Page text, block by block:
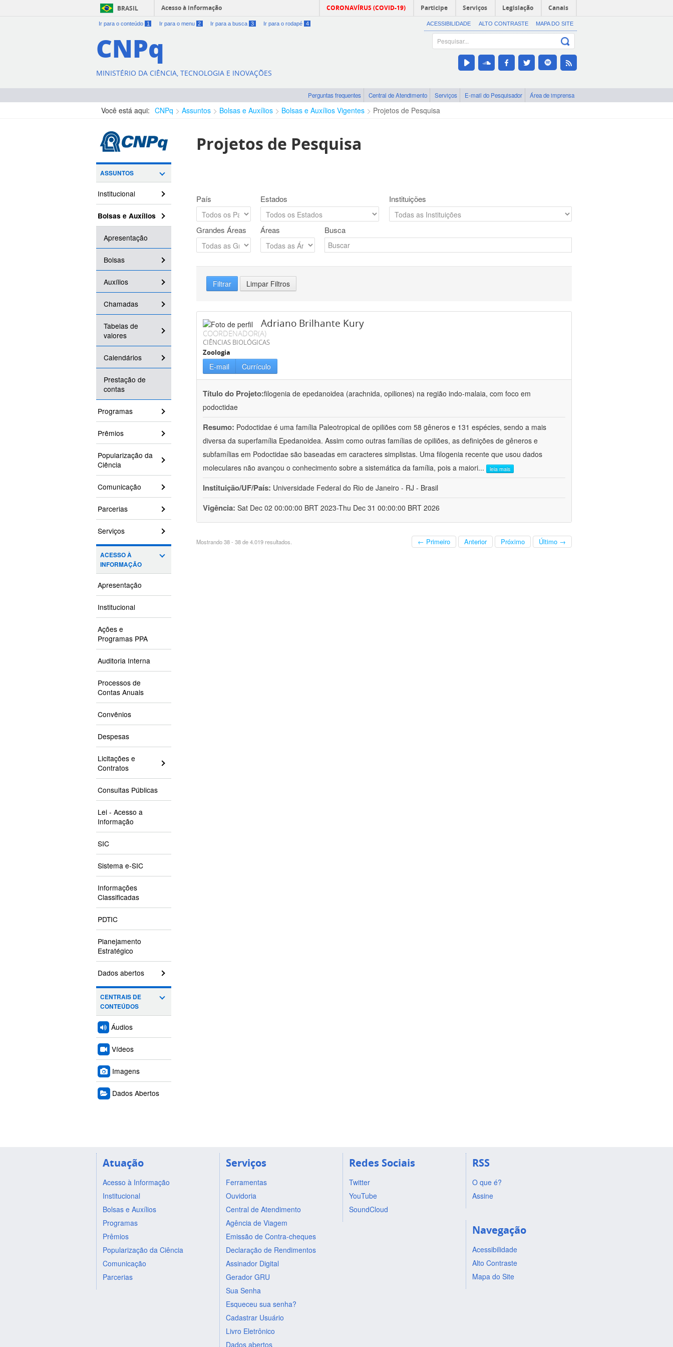
BRASIL Acesso à informação CORONAVÍRUS (COVID-19) Participe Serviços Legislação Canais
Ir para o conteúdo 1 Ir para o menu 2 Ir para a busca 3 Ir para o rodapé 4 ACESSIBILIDADE ALTO CONTRASTE MAPA DO SITE
CNPq
MINISTÉRIO DA CIÊNCIA, TECNOLOGIA E INOVAÇÕES
Perguntas frequentes Central de Atendimento Serviços E-mail do Pesquisador Área de imprensa
Você está aqui: CNPq Assuntos Bolsas e Auxílios Bolsas e Auxílios Vigentes Projetos de Pesquisa
ASSUNTOS
Institucional
Bolsas e Auxílios
Apresentação
Bolsas
Auxílios
Chamadas
Tabelas de
valores
Calendários
Prestação de
contas
Programas
Prêmios
Popularização da
Ciência
Comunicação
Parcerias
Serviços
ACESSO À
INFORMAÇÃO
Apresentação
Institucional
Ações e
Programas PPA
Auditoria Interna
Processos de
Contas Anuais
Convênios
Despesas
Licitações e
Contratos
Consultas Públicas
Lei - Acesso a
Informação
SIC
Sistema e-SIC
Informações
Classificadas
PDTIC
Planejamento
Estratégico
Dados abertos
CENTRAIS DE
CONTEÚDOS
Áudios
Vídeos
Imagens
Dados Abertos
Projetos de Pesquisa
País Estados Instituições
Grandes Áreas Áreas Busca
Filtrar Limpar Filtros
Adriano Brilhante Kury
COORDENADOR(A)
CIÊNCIAS BIOLÓGICAS
Zoologia
E-mail Currículo
Título do Projeto:filogenia de epedanoidea (arachnida, opiliones) na região indo-malaia, com foco em
podoctidae
Resumo: Podoctidae é uma família Paleotropical de opiliões com 58 gêneros e 131 espécies, sendo a mais
diversa da superfamília Epedanoidea. Assim como outras famílias de opiliões, as definições de gêneros e
subfamílias em Podoctidae são baseadas em caracteres simplistas. Uma filogenia recente que usou dados
moleculares não avançou o conhecimento sobre a sistemática da família, pois a maiori... leia mais
Instituição/UF/País: Universidade Federal do Rio de Janeiro - RJ - Brasil
Vigência: Sat Dec 02 00:00:00 BRT 2023-Thu Dec 31 00:00:00 BRT 2026
Mostrando 38 - 38 de 4.019 resultados. ← Primeiro Anterior Próximo Último →
Atuação
Acesso à Informação
Institucional
Bolsas e Auxílios
Programas
Prêmios
Popularização da Ciência
Comunicação
Parcerias
Serviços
Ferramentas
Ouvidoria
Central de Atendimento
Agência de Viagem
Emissão de Contra-cheques
Declaração de Rendimentos
Assinador Digital
Gerador GRU
Sua Senha
Esqueceu sua senha?
Cadastrar Usuário
Livro Eletrônico
Dados abertos
Redes Sociais
Twitter
YouTube
SoundCloud
RSS
O que é?
Assine
Navegação
Acessibilidade
Alto Contraste
Mapa do Site